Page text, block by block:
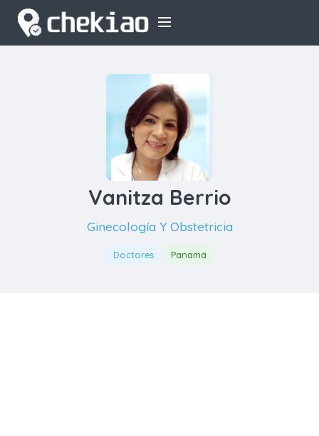
Vanitza Berrio
Ginecología Y Obstetricia
Doctores Panamá